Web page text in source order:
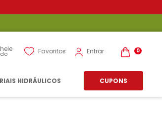
Favoritos Entrar 0
HIDRÁULICOS CUPONS